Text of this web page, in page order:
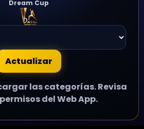
Dream Cup
Actualizar
las categorías. Revisa
permisos del Web App.